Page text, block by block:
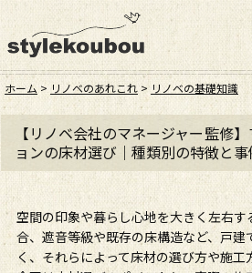
ホーム > リノベのあれこれ > リノベの基礎知識
【リノベ会社のマネージャー監修
ョンの床材選び｜種類別の特徴と
空間の印象や暮らし心地を大きく左右
合、遮音等級や既存の床構造など、戸
く、それらによって床材の選び方や施工